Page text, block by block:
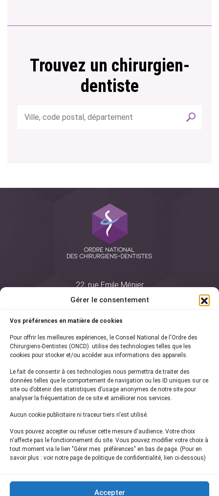
Gérer le consentement
Vos préférences en matière de cookies
Pour offrir les meilleures expériences, le Conseil National de l'Ordre des
Chirurgiens-Dentistes (ONCD) utilise des technologies telles que les
cookies pour stocker et/ou accéder aux informations des appareils.
Le fait de consentir à ces technologies nous permettra de traiter des
données telles que le comportement de navigation ou les ID uniques sur ce
site ou d’obtenir des statistiques d’usage anonymes de notre site pour
analyser la fréquentation de ce site et améliorer nos services.
Aucun cookie publicitaire ni traceur tiers n'est utilisé.
Vous pouvez accepter ou refuser cette mesure d'audience. Votre choix
n'affecte pas le fonctionnement du site. Vous pouvez modifier votre choix à
tout moment via le lien "Gérer mes préférences" en bas de page. (Pour en
savoir plus : voir notre page de politique de confidentialité, lien ci-dessous)
Accepter
Trouvez un chirurgien-
dentiste
22, rue Emile Ménier
75761 Paris Cedex 16
01 44 34 78 80
courrier@oncd.org
Actualités
Presse
Informations légales
Plan du site
Inscrivez-vous à notrenewsletter